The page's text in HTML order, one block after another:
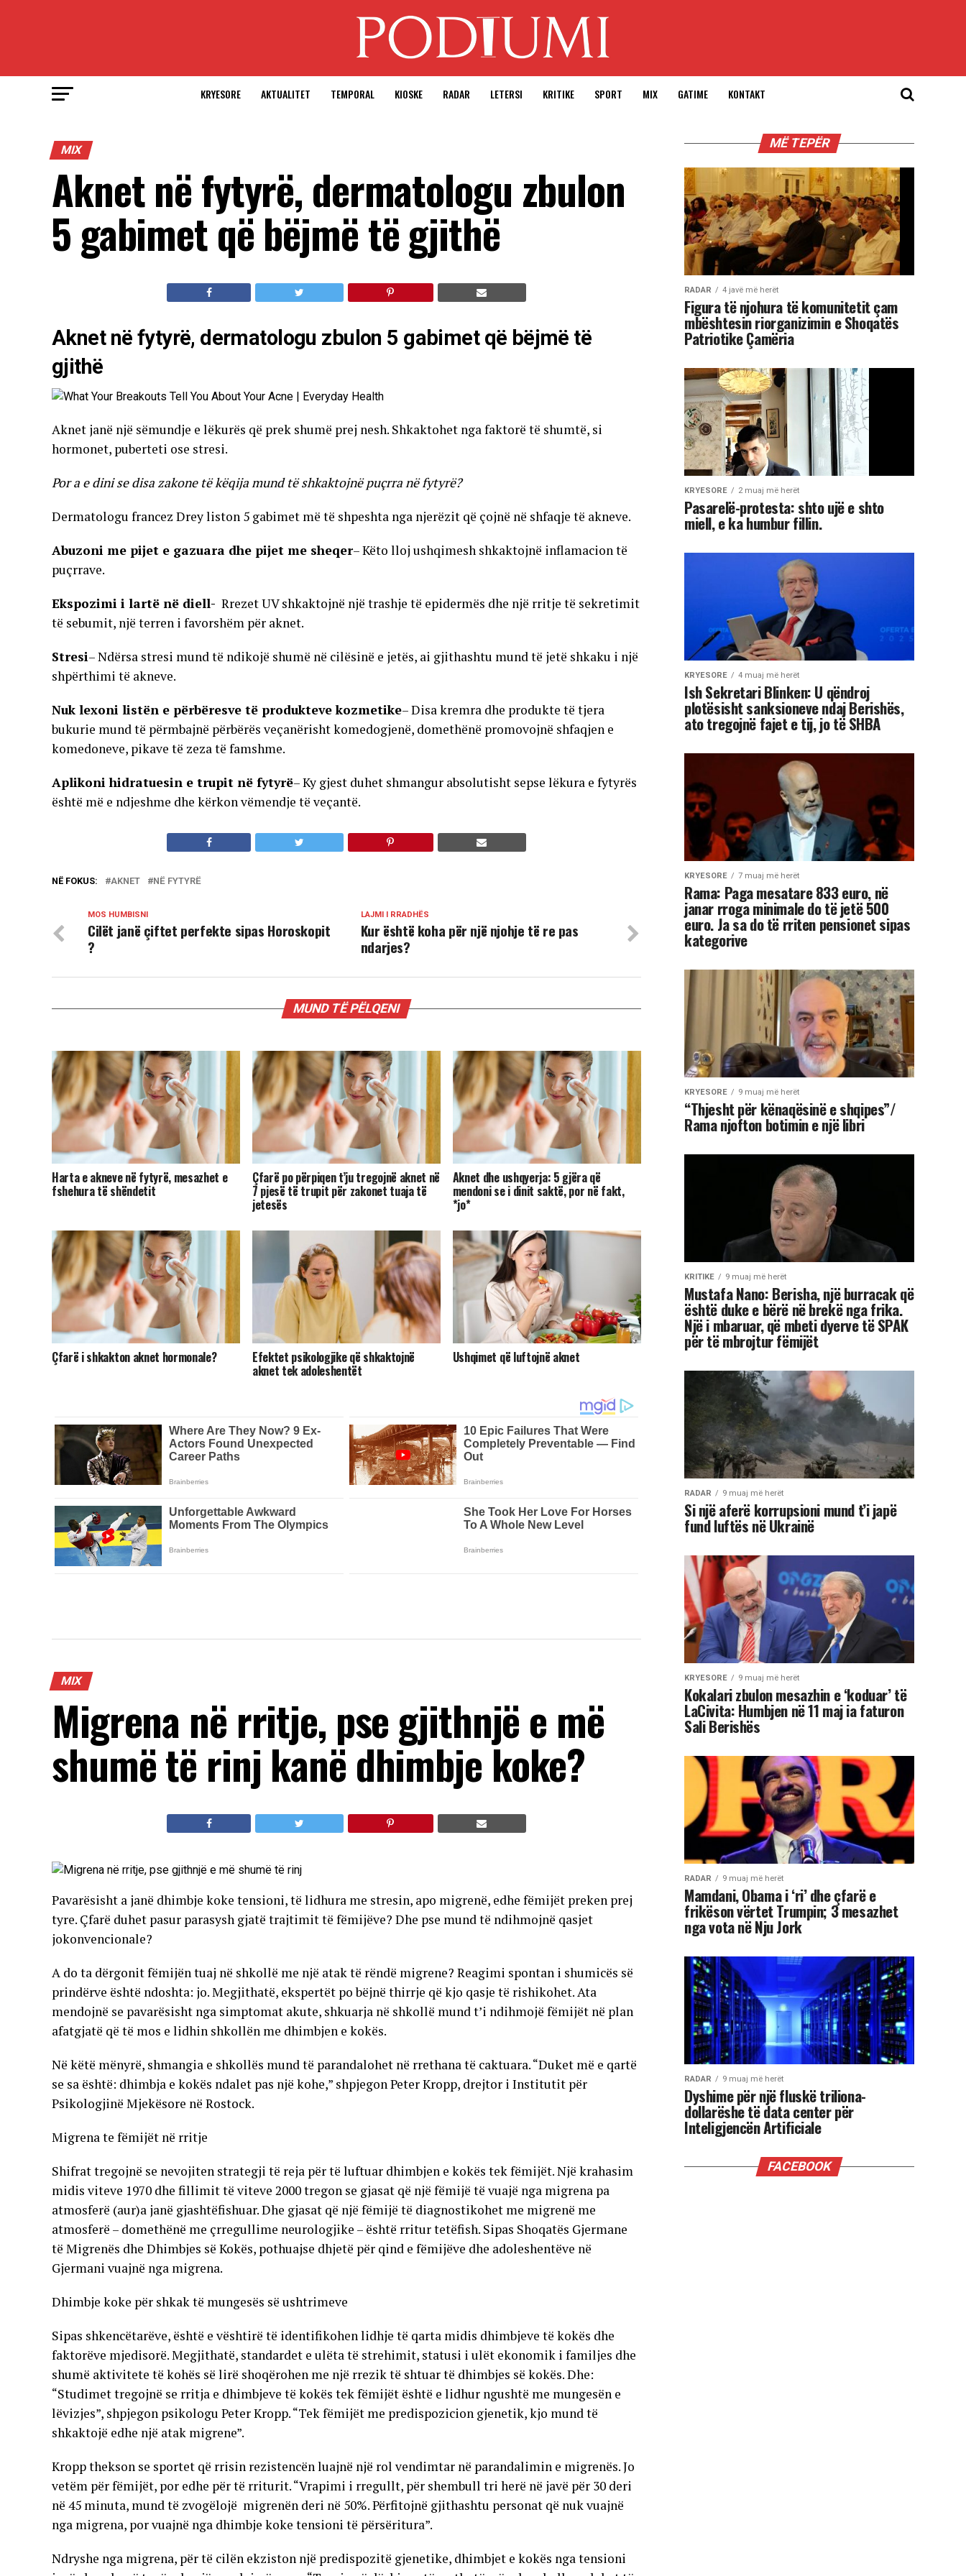
KRYESORE AKTUALITET TEMPORAL KIOSKE RADAR LETERSI KRITIKE SPORT MIX GATIME KONTAKT
MIX
Aknet në fytyrë, dermatologu zbulon
5 gabimet që bëjmë të gjithë
Aknet në fytyrë, dermatologu zbulon 5 gabimet që bëjmë të
gjithë
Aknet janë një sëmundje e lëkurës që prek shumë prej nesh. Shkaktohet nga faktorë të shumtë, si
hormonet, puberteti ose stresi.
Por a e dini se disa zakone të këqija mund të shkaktojnë puçrra në fytyrë?
Dermatologu francez Drey liston 5 gabimet më të shpeshta nga njerëzit që çojnë në shfaqje të akneve.
Abuzoni me pijet e gazuara dhe pijet me sheqer– Këto lloj ushqimesh shkaktojnë inflamacion të
puçrrave.
Ekspozimi i lartë në diell- Rrezet UV shkaktojnë një trashje të epidermës dhe një rritje të sekretimit
të sebumit, një terren i favorshëm për aknet.
Stresi– Ndërsa stresi mund të ndikojë shumë në cilësinë e jetës, ai gjithashtu mund të jetë shkaku i një
shpërthimi të akneve.
Nuk lexoni listën e përbëresve të produkteve kozmetike– Disa kremra dhe produkte të tjera
bukurie mund të përmbajnë përbërës veçanërisht komedogjenë, domethënë promovojnë shfaqjen e
komedoneve, pikave të zeza të famshme.
Aplikoni hidratuesin e trupit në fytyrë– Ky gjest duhet shmangur absolutisht sepse lëkura e fytyrës
është më e ndjeshme dhe kërkon vëmendje të veçantë.
NË FOKUS: AKNET NË FYTYRË
LAJMI I RRADHËS
Kur është koha për një njohje të re pas
ndarjes?
MOS HUMBISNI
Cilët janë çiftet perfekte sipas Horoskopit
?
MUND TË PËLQENI
Harta e akneve në fytyrë, mesazhet e
fshehura të shëndetit
Çfarë po përpiqen t’ju tregojnë aknet në
7 pjesë të trupit për zakonet tuaja të
jetesës
Aknet dhe ushqyerja: 5 gjëra që
mendoni se i dinit saktë, por në fakt,
*jo*
Çfarë i shkakton aknet hormonale? Efektet psikologjike që shkaktojnë
aknet tek adoleshentët
Ushqimet që luftojnë aknet
MIX
Migrena në rritje, pse gjithnjë e më
shumë të rinj kanë dhimbje koke?
Pavarësisht a janë dhimbje koke tensioni, të lidhura me stresin, apo migrenë, edhe fëmijët preken prej
tyre. Çfarë duhet pasur parasysh gjatë trajtimit të fëmijëve? Dhe pse mund të ndihmojnë qasjet
jokonvencionale?
A do ta dërgonit fëmijën tuaj në shkollë me një atak të rëndë migrene? Reagimi spontan i shumicës së
prindërve është ndoshta: jo. Megjithatë, ekspertët po bëjnë thirrje që kjo qasje të rishikohet. Ata
mendojnë se pavarësisht nga simptomat akute, shkuarja në shkollë mund t’i ndihmojë fëmijët në plan
afatgjatë që të mos e lidhin shkollën me dhimbjen e kokës.
Në këtë mënyrë, shmangia e shkollës mund të parandalohet në rrethana të caktuara. “Duket më e qartë
se sa është: dhimbja e kokës ndalet pas një kohe,” shpjegon Peter Kropp, drejtor i Institutit për
Psikologjinë Mjekësore në Rostock.
Migrena te fëmijët në rritje
Shifrat tregojnë se nevojiten strategji të reja për të luftuar dhimbjen e kokës tek fëmijët. Një krahasim
midis viteve 1970 dhe fillimit të viteve 2000 tregon se gjasat që një fëmijë të vuajë nga migrena pa
atmosferë (aur)a janë gjashtëfishuar. Dhe gjasat që një fëmijë të diagnostikohet me migrenë me
atmosferë – domethënë me çrregullime neurologjike – është rritur tetëfish. Sipas Shoqatës Gjermane
të Migrenës dhe Dhimbjes së Kokës, pothuajse dhjetë për qind e fëmijëve dhe adoleshentëve në
Gjermani vuajnë nga migrena.
Dhimbje koke për shkak të mungesës së ushtrimeve
Sipas shkencëtarëve, është e vështirë të identifikohen lidhje të qarta midis dhimbjeve të kokës dhe
faktorëve mjedisorë. Megjithatë, standardet e ulëta të strehimit, statusi i ulët ekonomik i familjes dhe
shumë aktivitete të kohës së lirë shoqërohen me një rrezik të shtuar të dhimbjes së kokës. Dhe:
“Studimet tregojnë se rritja e dhimbjeve të kokës tek fëmijët është e lidhur ngushtë me mungesën e
lëvizjes”, shpjegon psikologu Peter Kropp. “Tek fëmijët me predispozicion gjenetik, kjo mund të
shkaktojë edhe një atak migrene”.
Kropp thekson se sportet që rrisin rezistencën luajnë një rol vendimtar në parandalimin e migrenës. Jo
vetëm për fëmijët, por edhe për të rriturit. “Vrapimi i rregullt, për shembull tri herë në javë për 30 deri
në 45 minuta, mund të zvogëlojë migrenën deri në 50%. Përfitojnë gjithashtu personat që nuk vuajnë
nga migrena, por vuajnë nga dhimbje koke tensioni të përsëritura”.
Ndryshe nga migrena, për të cilën ekziston një predispozitë gjenetike, dhimbjet e kokës nga tensioni
MË TEPËR
RADAR 4 javë më herët
Figura të njohura të komunitetit çam
mbështesin riorganizimin e Shoqatës
Patriotike Çamëria
KRYESORE 2 muaj më herët
Pasarelë-protesta: shto ujë e shto
miell, e ka humbur fillin.
KRYESORE 4 muaj më herët
Ish Sekretari Blinken: U qëndroj
plotësisht sanksioneve ndaj Berishës,
ato tregojnë fajet e tij, jo të SHBA
KRYESORE 7 muaj më herët
Rama: Paga mesatare 833 euro, në
janar rroga minimale do të jetë 500
euro. Ja sa do të rriten pensionet sipas
kategorive
KRYESORE 9 muaj më herët
“Thjesht për kënaqësinë e shqipes”/
Rama njofton botimin e një libri
KRITIKE 9 muaj më herët
Mustafa Nano: Berisha, një burracak që
është duke e bërë në brekë nga frika.
Një i mbaruar, që mbeti dyerve të SPAK
për të mbrojtur fëmijët
RADAR 9 muaj më herët
Si një aferë korrupsioni mund t’i japë
fund luftës në Ukrainë
KRYESORE 9 muaj më herët
Kokalari zbulon mesazhin e ‘koduar’ të
LaCivita: Humbjen në 11 maj ia faturon
Sali Berishës
RADAR 9 muaj më herët
Mamdani, Obama i ‘ri’ dhe çfarë e
frikëson vërtet Trumpin; 3 mesazhet
nga vota në Nju Jork
RADAR 9 muaj më herët
Dyshime për një fluskë triliona-
dollarëshe të data center për
Inteligjencën Artificiale
FACEBOOK